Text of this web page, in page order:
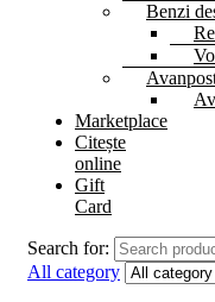
Benzi
Marketplace
Citește
online
Gift
Card
Search for:
All category